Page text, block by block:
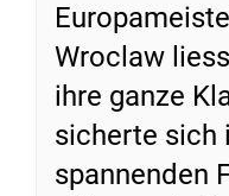
Wroclaw
ihre ganze
sicherte sich
spannenden